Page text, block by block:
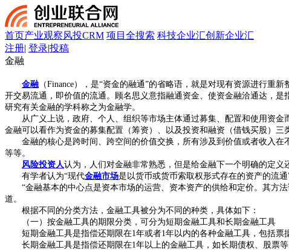
首页产业观察风投CRM 项目全搜索 科技企业汇创新企业汇
注册| 登录|投稿
金融
金融 （Finance），是“资金的融通”的省略语，就是对现有资源进行
开交易流通，即价值的流通。顾名思义意指融通资金、使资金融洽通达，
研究有关金融的学科称之为金融学。
从广义上说，政府、个人、组织等市场主体通过募集、配置和使用资金
金融可以看作为资金的募集配置（筹资）、以及投资和融资（借钱买股）三
金融的核心是跨时间、跨空间的价值交换，所有涉及到价值或者收入在
等等。
风险投资人认为，人们对金融非常熟悉，但是给金融下一个明确的定义
有学者认为“现代金融市场是以货币或货币索取权形式存在的资产的流通”
“金融基本的中心点是资本市场的运营、资本资产的供给和定价。其方法
道。
根据不同的分类方法，金融工具被分为不同的种类，具体如下：
（一）按金融工具的期限分类，可分为短期金融工具和长期金融工具
短期金融工具是指偿还期限在1年或者1年以内的各种金融工具，包括票
长期金融工具是指偿还期限在1年以上的金融工具，如长期债权、股票等